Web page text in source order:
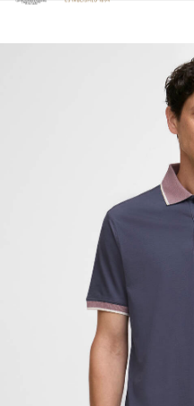
Clicca per visualizzare la